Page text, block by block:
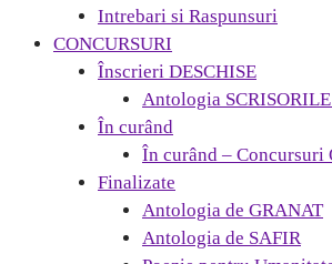
Intrebari si Raspunsuri
CONCURSURI
Înscrieri DESCHISE
Antologia
În curând
În curând – Concursuri
Finalizate
Antologia de GRANAT
Antologia de SAFIR